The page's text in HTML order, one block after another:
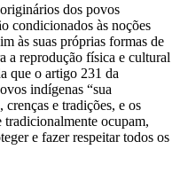
dos povos
condicionados às noções
às suas próprias formas de
a reprodução física e cultural
que o artigo 231 da
indígenas “sua
e tradições, e os
tradicionalmente ocupam,
e fazer respeitar todos os